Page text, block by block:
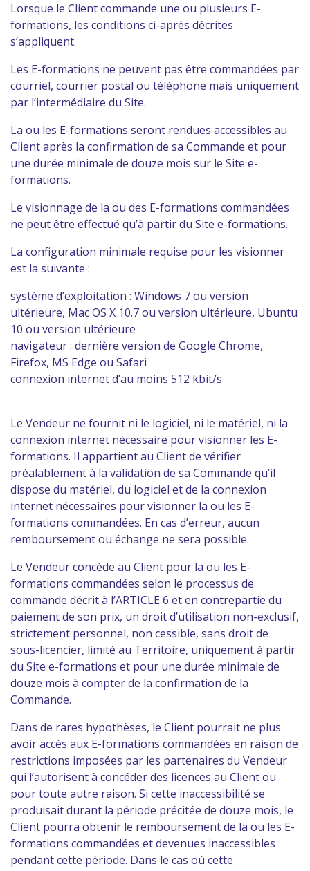
Lorsque le Client commande une ou plusieurs E-
formations, les conditions ci-après décrites
s’appliquent.
Les E-formations ne peuvent pas être commandées par
courriel, courrier postal ou téléphone mais uniquement
par l’intermédiaire du Site.
La ou les E-formations seront rendues accessibles au
Client après la confirmation de sa Commande et pour
une durée minimale de douze mois sur le Site e-
formations.
Le visionnage de la ou des E-formations commandées
ne peut être effectué qu’à partir du Site e-formations.
La configuration minimale requise pour les visionner
est la suivante :
système d’exploitation : Windows 7 ou version
ultérieure, Mac OS X 10.7 ou version ultérieure, Ubuntu
10 ou version ultérieure
navigateur : dernière version de Google Chrome,
Firefox, MS Edge ou Safari
connexion internet d’au moins 512 kbit/s
Le Vendeur ne fournit ni le logiciel, ni le matériel, ni la
connexion internet nécessaire pour visionner les E-
formations. Il appartient au Client de vérifier
préalablement à la validation de sa Commande qu’il
dispose du matériel, du logiciel et de la connexion
internet nécessaires pour visionner la ou les E-
formations commandées. En cas d’erreur, aucun
remboursement ou échange ne sera possible.
Le Vendeur concède au Client pour la ou les E-
formations commandées selon le processus de
commande décrit à l’ARTICLE 6 et en contrepartie du
paiement de son prix, un droit d’utilisation non-exclusif,
strictement personnel, non cessible, sans droit de
sous-licencier, limité au Territoire, uniquement à partir
du Site e-formations et pour une durée minimale de
douze mois à compter de la confirmation de la
Commande.
Dans de rares hypothèses, le Client pourrait ne plus
avoir accès aux E-formations commandées en raison de
restrictions imposées par les partenaires du Vendeur
qui l’autorisent à concéder des licences au Client ou
pour toute autre raison. Si cette inaccessibilité se
produisait durant la période précitée de douze mois, le
Client pourra obtenir le remboursement de la ou les E-
formations commandées et devenues inaccessibles
pendant cette période. Dans le cas où cette